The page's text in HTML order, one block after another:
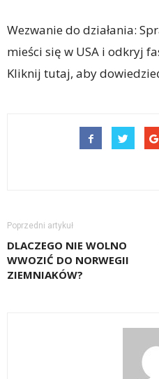
Wezwanie do działania:
mieści się w USA i odkryj
Kliknij tutaj, aby
Poprzedni artykuł
DLACZEGO NIE WOLNO
WWOZIĆ DO NORWEGII
ZIEMNIAKÓW?